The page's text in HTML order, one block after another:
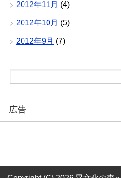
2012年11月 (4)
2012年10月 (5)
2012年9月 (7)
広告